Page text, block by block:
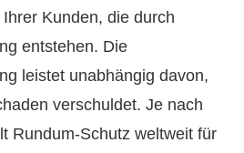
Kunden, die durch
entstehen. Die
leistet unabhängig davon,
verschuldet. Je nach
Rundum-Schutz weltweit für